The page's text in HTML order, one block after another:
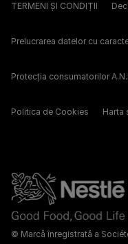
© Marcă înregistrată a
TERMENI ȘI CONDIȚII
Prelucrarea datelor cu
Protecția consumatorilor
Politica de Cookies Harta